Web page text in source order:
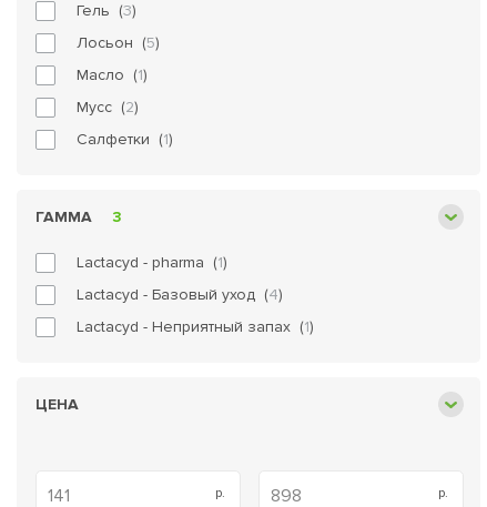
Гель (3)
Лосьон (5)
Масло (1)
Мусс (2)
Салфетки (1)
ГАММА 3
Lactacyd - pharma (1)
Lactacyd - Базовый уход (4)
Lactacyd - Неприятный запах (1)
ЦЕНА